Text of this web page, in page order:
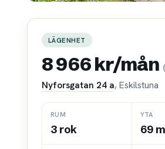
LÄGENHET
8 966 kr/mån
Nyforsgatan 24 a, Eskilstuna
RUM
3 rok
YTA
69